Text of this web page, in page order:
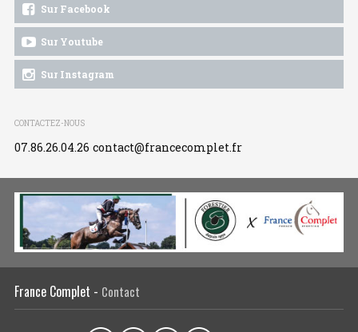
Sur Facebook
Sur Youtube
Sur Instagram
CONTACTEZ-NOUS
07.86.26.04.26 contact@francecomplet.fr
France Complet - Contact